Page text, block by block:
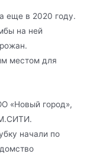
еще в 2020 году.
на ней
местом для
«Новый город»,
начали по